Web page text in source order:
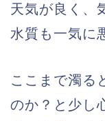
天気が良く、
水質も一気に
ここまで濁る
のか？と少し